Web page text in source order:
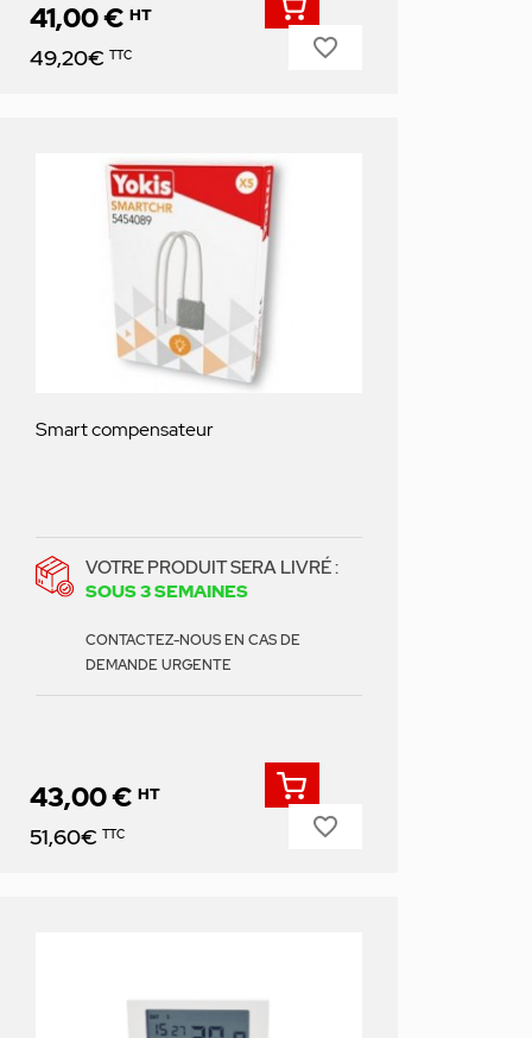
Prix
41,00 € HT
49,20€ TTC favorite_border
Smart compensateur
VOTRE PRODUIT SERA LIVRÉ :
SOUS 3 SEMAINES
CONTACTEZ-NOUS EN CAS DE
DEMANDE URGENTE
Prix
43,00 € HT
51,60€ TTC favorite_border